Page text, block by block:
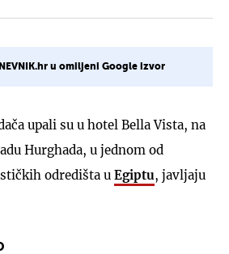
u omiljeni Google izvor
upali su u hotel Bella Vista, na
Hurghada, u jednom od
odredišta u Egiptu, javljaju